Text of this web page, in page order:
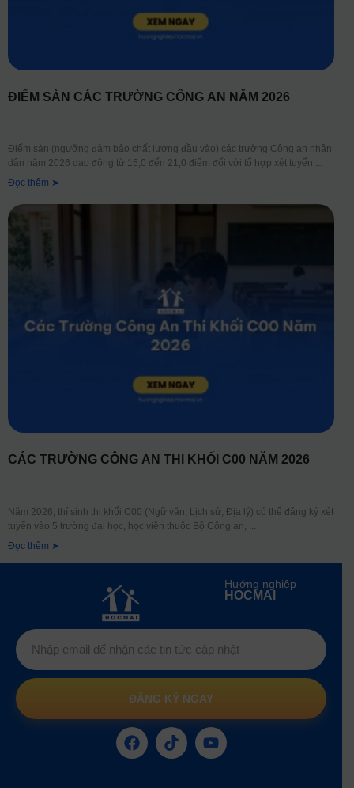
ĐIỂM SÀN CÁC TRƯỜNG CÔNG AN NĂM 2026
Điểm sàn (ngưỡng đảm bảo chất lượng đầu vào) các trường Công an nhân
dân năm 2026 dao động từ 15,0 đến 21,0 điểm đối với tổ hợp xét tuyển
Đọc thêm ➤
CÁC TRƯỜNG CÔNG AN THI KHỐI C00 NĂM 2026
Năm 2026, thí sinh thi khối C00 (Ngữ văn, Lịch sử, Địa lý) có thể đăng ký xét
tuyển vào 5 trường đại học, học viện thuộc Bộ Công an,
Đọc thêm ➤
Hướng nghiệp
HOCMAI
ĐĂNG KÝ NGAY